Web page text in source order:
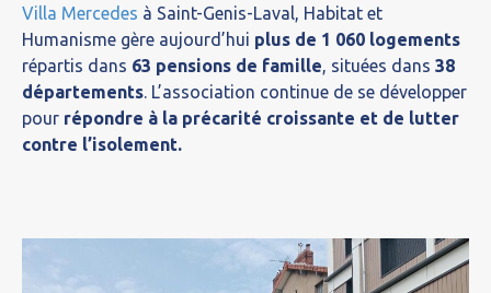
Villa Mercedes à Saint-Genis-Laval, Habitat et
Humanisme gère aujourd’hui plus de 1 060 logements
répartis dans 63 pensions de famille, situées dans 38
départements. L’association continue de se développer
pour répondre à la précarité croissante et de lutter
contre l’isolement.